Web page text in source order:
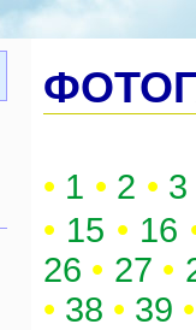
• 1 • 2 • 3
• 15 • 16
26 • 27 •
• 38 • 39 •